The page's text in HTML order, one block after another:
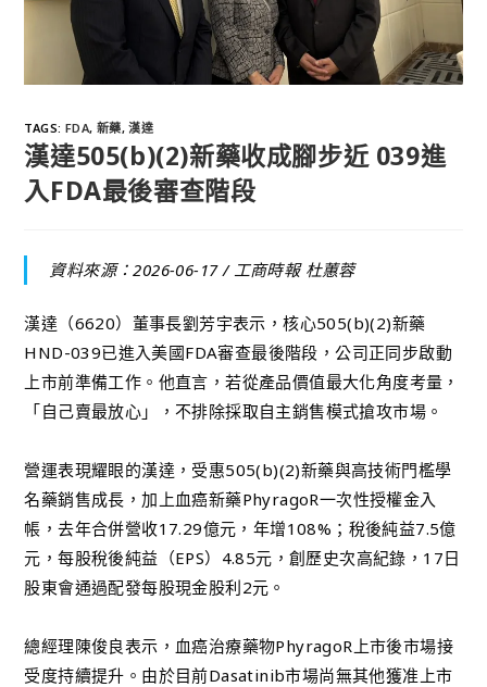
TAGS: FDA, 新藥, 漢達
漢達505(b)(2)新藥收成腳步近 039進
入FDA最後審查階段
資料來源：2026-06-17 /工商時報 杜蕙蓉
漢達（6620）董事長劉芳宇表示，核心505(b)(2)新藥
HND-039已進入美國FDA審查最後階段，公司正同步啟動
上市前準備工作。他直言，若從產品價值最大化角度考量，
「自己賣最放心」，不排除採取自主銷售模式搶攻市場。
營運表現耀眼的漢達，受惠505(b)(2)新藥與高技術門檻學
名藥銷售成長，加上血癌新藥PhyragoR一次性授權金入
帳，去年合併營收17.29億元，年增108%；稅後純益7.5億
元，每股稅後純益（EPS）4.85元，創歷史次高紀錄，17日
股東會通過配發每股現金股利2元。
總經理陳俊良表示，血癌治療藥物PhyragoR上市後市場接
受度持續提升。由於目前Dasatinib市場尚無其他獲准上市